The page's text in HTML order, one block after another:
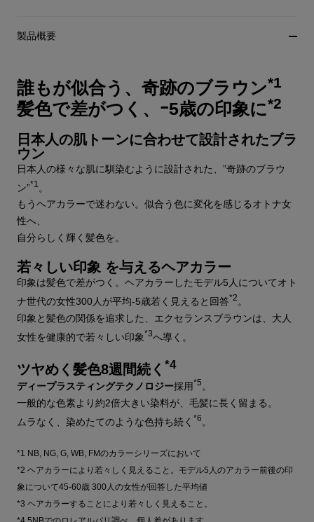
製品概要
誰もが似合う、奇跡のブラウン*1
髪色で差がつく、ｰ5歳の印象に*2
日本人の肌トーンに合わせて設計されたブラ
ウン
日本人の様々な肌に馴染むように設計された、”奇跡のブラウ
ン”*1 。
もうヘアカラーで迷わない。似合う色に変化を感じるオトナ女
性へ、
自分らしく輝く髪色を。
若々しい印象 を与えるヘアカラー
印象は髪色で差がつく。ヘアカラーしたモデル5人についてオト
ナ世代の女性300人が平均-5歳若く見えると回答*2 。
印象と髪色の関係を追求した、エクセランスブラウンは、大人
女性を健康的で若々しい印象*3へ導く。
ツヤめく髪色8週間続く *4
ディープラスティングテクノロジー採用*5 。
一般的な色素より約2倍大きい染料が、毛髪に長く留まる。
ムラなく、染めたてのような色持ち続く *6 。
*1 NB, NG, G, WB, FMのカラーシリーズにおいて
*2 ヘアカラーにより若々しく見えること。モデル5人のアカラー前後の印
象について45-60歳 300人の女性が回答した平均値
*3 ヘアカラーすることにより若々しく見えること。
*4 5NBでのロレアルパリ調べ。個人差があります。